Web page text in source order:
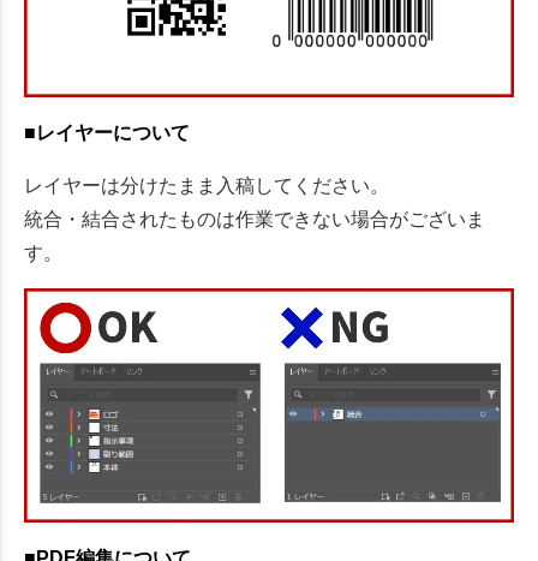
■レイヤーについて
レイヤーは分けたまま入稿してください。
統合・結合されたものは作業できない場合がございま
す。